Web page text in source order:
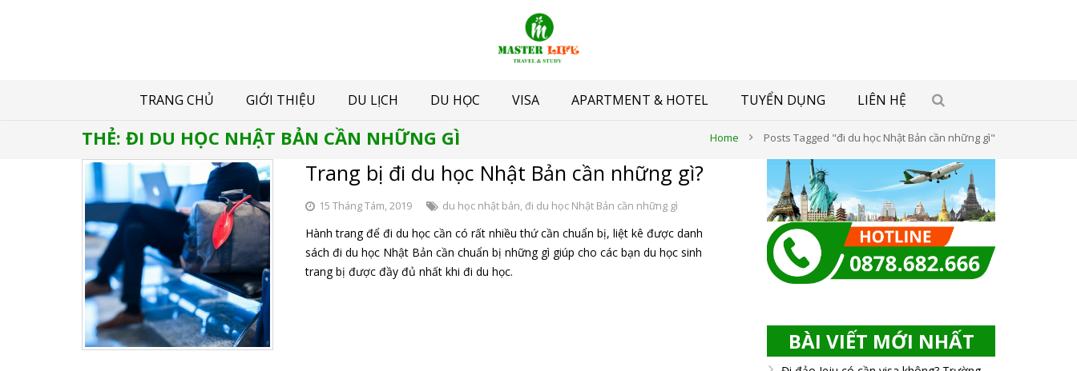
TRANG CHỦ GIỚI THIỆU DU LỊCH DU HỌC VISA APARTMENT & HOTEL TUYỂN DỤNG LIÊN HỆ
THẺ: ĐI DU HỌC NHẬT BẢN CẦN NHỮNG GÌ Home Posts Tagged "đi du học Nhật Bản cần những gì"
Trang bị đi du học Nhật Bản cần những gì?
15 Tháng Tám, 2019 du học nhật bản,đi du học Nhật Bản cần những gì
Hành trang để đi du học cần có rất nhiều thứ cần chuẩn bị, liệt kê được danh
sách đi du học Nhật Bản cần chuẩn bị những gì giúp cho các bạn du học sinh
trang bị được đầy đủ nhất khi đi du học.
BÀI VIẾT MỚI NHẤT